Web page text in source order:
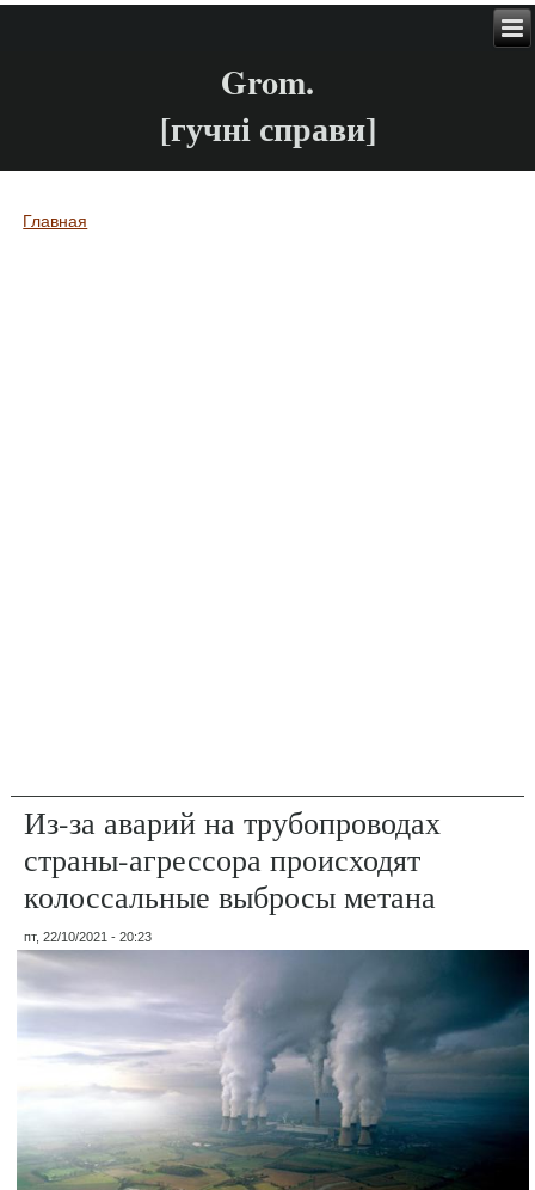
Grom.
[гучні справи]
Вы здесь
Главная
Из-за аварий на трубопроводах
страны-агрессора происходят
колоссальные выбросы метана
пт, 22/10/2021 - 20:23